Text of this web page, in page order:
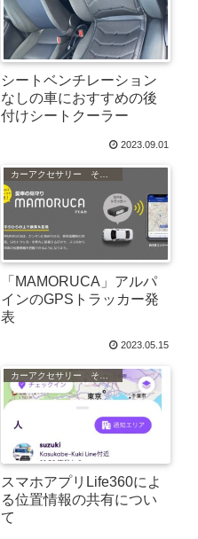
シートベンチレーション
なしの車におすすめの後
付けシートクーラー
2023.09.01
「MAMORUCA」アルパ
インのGPSトラッカー発
表
2023.05.15
スマホアプリLife360によ
る位置情報の共有につい
て